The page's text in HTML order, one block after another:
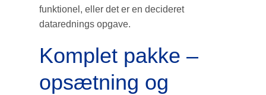
funktionel, eller det er en decideret
datarednings opgave.
Komplet pakke –
opsætning og